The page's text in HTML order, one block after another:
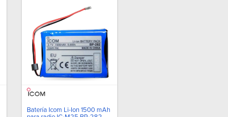
Batería Icom Li-Ion 1500 mAh